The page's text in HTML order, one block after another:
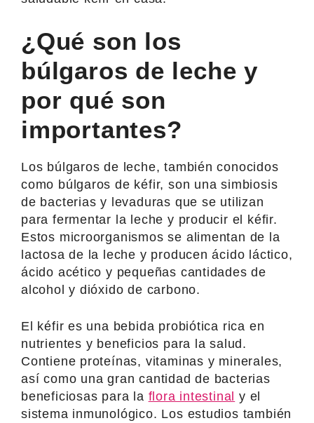
¿Qué son los
búlgaros de leche y
por qué son
importantes?
Los búlgaros de leche, también conocidos
como búlgaros de kéfir, son una simbiosis
de bacterias y levaduras que se utilizan
para fermentar la leche y producir el kéfir.
Estos microorganismos se alimentan de la
lactosa de la leche y producen ácido láctico,
ácido acético y pequeñas cantidades de
alcohol y dióxido de carbono.
El kéfir es una bebida probiótica rica en
nutrientes y beneficios para la salud.
Contiene proteínas, vitaminas y minerales,
así como una gran cantidad de bacterias
beneficiosas para la flora intestinal y el
sistema inmunológico. Los estudios también